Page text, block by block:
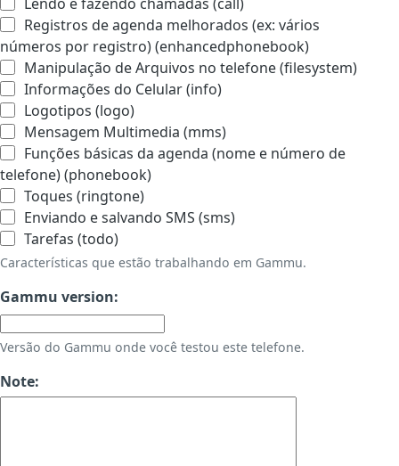
Registros de agenda melhorados (ex: vários
números por registro) (enhancedphonebook)
Manipulação de Arquivos no telefone (filesystem)
Informações do Celular (info)
Logotipos (logo)
Mensagem Multimedia (mms)
Funções básicas da agenda (nome e número de
telefone) (phonebook)
Toques (ringtone)
Enviando e salvando SMS (sms)
Tarefas (todo)
Características que estão trabalhando em Gammu.
Gammu version:
Versão do Gammu onde você testou este telefone.
Note: